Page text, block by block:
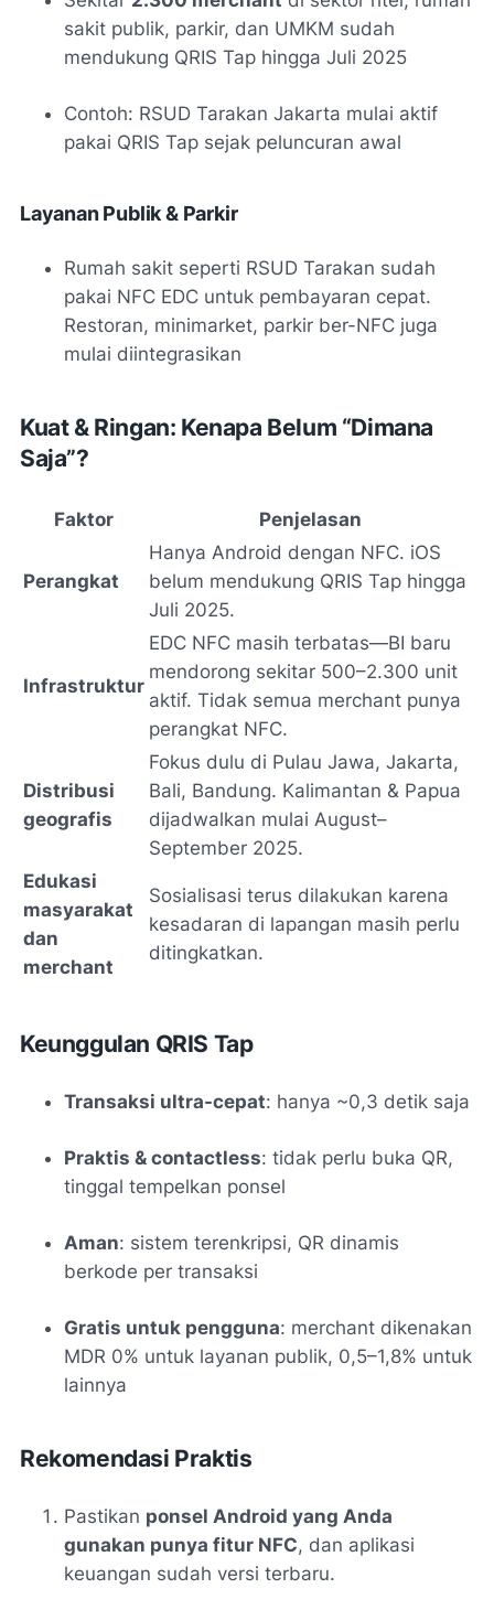
sakit publik, parkir, dan UMKM sudah
mendukung QRIS Tap hingga Juli 2025
Contoh: RSUD Tarakan Jakarta mulai aktif
pakai QRIS Tap sejak peluncuran awal
Layanan Publik & Parkir
Rumah sakit seperti RSUD Tarakan sudah
pakai NFC EDC untuk pembayaran cepat.
Restoran, minimarket, parkir ber-NFC juga
mulai diintegrasikan
Kuat & Ringan: Kenapa Belum “Dimana
Saja”?
Faktor Penjelasan
Perangkat
Hanya Android dengan NFC. iOS
belum mendukung QRIS Tap hingga
Juli 2025.
Infrastruktur
EDC NFC masih terbatas—BI baru
mendorong sekitar 500–2.300 unit
aktif. Tidak semua merchant punya
perangkat NFC.
Distribusi
geografis
Fokus dulu di Pulau Jawa, Jakarta,
Bali, Bandung. Kalimantan & Papua
dijadwalkan mulai August–
September 2025.
Edukasi
masyarakat
dan
merchant
Sosialisasi terus dilakukan karena
kesadaran di lapangan masih perlu
ditingkatkan.
Keunggulan QRIS Tap
Transaksi ultra-cepat: hanya ~0,3 detik saja
Praktis & contactless: tidak perlu buka QR,
tinggal tempelkan ponsel
Aman: sistem terenkripsi, QR dinamis
berkode per transaksi
Gratis untuk pengguna: merchant dikenakan
MDR 0% untuk layanan publik, 0,5–1,8% untuk
lainnya
Rekomendasi Praktis
Pastikan ponsel Android yang Anda
gunakan punya fitur NFC, dan aplikasi
keuangan sudah versi terbaru.